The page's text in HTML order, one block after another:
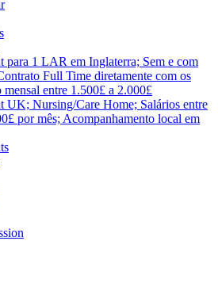
para 1 LAR em Inglaterra; Sem e com
Full Time diretamente com os
mensal entre 1.500£ a 2.000£
UK; Nursing/Care Home; Salários entre
por mês; Acompanhamento local em